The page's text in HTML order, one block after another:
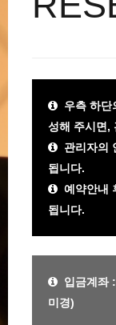
우측 하단
성해 주시면,
관리자의
됩니다.
예약안내
됩니다.
입금계좌
미경)